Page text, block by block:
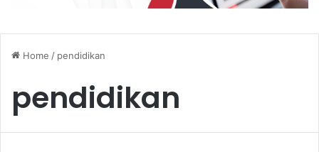
Home / pendidikan
pendidikan